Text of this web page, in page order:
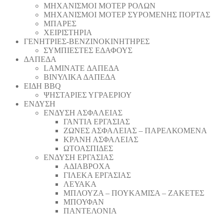
ΜΗΧΑΝΙΣΜΟΙ ΜΟΤΕΡ ΡΟΛΩΝ
ΜΗΧΑΝΙΣΜΟΙ ΜΟΤΕΡ ΣΥΡΟΜΕΝΗΣ ΠΟΡΤΑΣ
ΜΠΑΡΕΣ
ΧΕΙΡΙΣΤΗΡΙΑ
ΓΕΝΗΤΡΙΕΣ-ΒΕΝΖΙΝΟΚΙΝΗΤΗΡΕΣ
ΣΥΜΠΙΕΣΤΕΣ ΕΔΑΦΟΥΣ
ΔΑΠΕΔΑ
LAMINATE ΔΑΠΕΔΑ
ΒΙΝΥΛΙΚΑ ΔΑΠΕΔΑ
ΕΙΔΗ BBQ
ΨΗΣΤΑΡΙΕΣ ΥΓΡΑΕΡΙΟΥ
ΕΝΔΥΣΗ
ΕΝΔΥΣΗ ΑΣΦΑΛΕΙΑΣ
ΓΑΝΤΙΑ ΕΡΓΑΣΙΑΣ
ΖΩΝΕΣ ΑΣΦΑΛΕΙΑΣ – ΠΑΡΕΛΚΟΜΕΝΑ
ΚΡΑΝΗ ΑΣΦΑΛΕΙΑΣ
ΩΤΟΑΣΠΙΔΕΣ
ΕΝΔΥΣΗ ΕΡΓΑΣΙΑΣ
ΑΔΙΑΒΡΟΧΑ
ΓΙΛΕΚΑ ΕΡΓΑΣΙΑΣ
ΛΕΥΑΚΑ
ΜΠΛΟΥΖΑ – ΠΟΥΚΑΜΙΣΑ – ΖΑΚΕΤΕΣ
ΜΠΟΥΦΑΝ
ΠΑΝΤΕΛΟΝΙΑ